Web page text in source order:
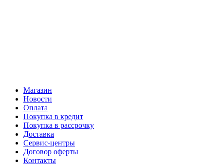
Магазин
Новости
Оплата
Покупка в кредит
Покупка в рассрочку
Доставка
Сервис-центры
Договор оферты
Контакты